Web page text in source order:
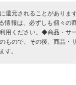
還元されることがありま
情報は、必ずしも個々の
用ください。◆商品・サ
もので、その後、商品・
す。